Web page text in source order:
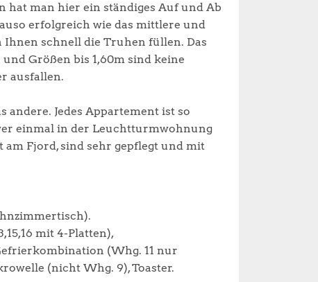
hat man hier ein ständiges Auf und Ab
erfolgreich wie das mittlere und
Ihnen schnell die Truhen füllen. Das
Größen bis 1,60m sind keine
ausfallen.
andere. Jedes Appartement ist so
einmal in der Leuchtturmwohnung
Fjord, sind sehr gepflegt und mit
mit 4-Platten),
(Whg. 11 nur
(nicht Whg. 9), Toaster.